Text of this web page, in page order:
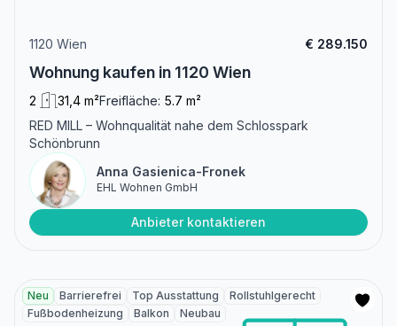
1120 Wien € 289.150
Wohnung kaufen in 1120 Wien
2 31,4 m²Freifläche: 5.7 m²
RED MILL – Wohnqualität nahe dem Schlosspark
Schönbrunn
Anna Gasienica-Fronek
EHL Wohnen GmbH
Anbieter kontaktieren
Neu Barrierefrei Top Ausstattung
Rollstuhlgerecht
Fußbodenheizung
Balkon Neubau